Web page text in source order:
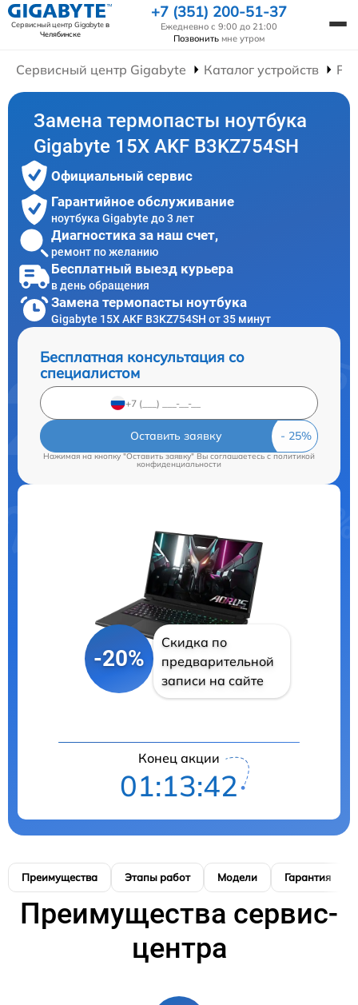
Сервисный центр Gigabyteв
Челябинске
+7 (351) 200-51-37
Ежедневно с 9:00 до 21:00
Позвонить мне утром
Сервисный центр Gigabyte Каталог устройств
Замена термопасты ноутбука
Gigabyte 15X AKF B3KZ754SH
Официальный сервис
Гарантийное обслуживание
ноутбука Gigabyte до 3 лет
Диагностика за наш счет,
ремонт по желанию
Бесплатный выезд курьера
в день обращения
Замена термопасты ноутбука
Gigabyte 15X AKF B3KZ754SH от 35 минут
Бесплатная консультация со
специалистом
Оставить заявку
Нажимая на кнопку "Оставить заявку" Вы соглашаетесь cполитикой
конфиденциальности
-20%
Скидка по
предварительной
записи на сайте
Конец акции
01:13:41
Преимущества Этапы работ Модели Гарантия
Преимущества сервис-
центра